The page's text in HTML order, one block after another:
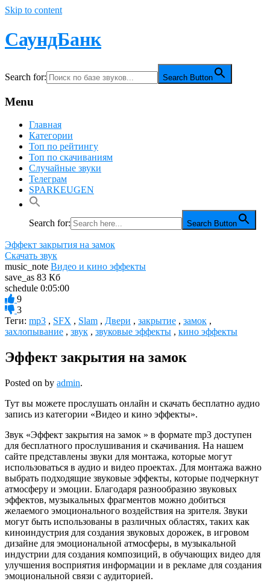
Skip to content
СаундБанк
Search for: Search Button
Menu
Главная
Категории
Топ по рейтингу
Топ по скачиваниям
Случайные звуки
Телеграм
SPARKEUGEN
Search for: Search Button
Эффект закрытия на замок
Скачать звук
music_note Видео и кино эффекты
save_as 83 Кб
schedule 0:05:00
9
3
Теги: mp3 , SFX , Slam , Двери , закрытие , замок ,
захлопывание , звук , звуковые эффекты , кино эффекты
Эффект закрытия на замок
Posted on by admin.
Тут вы можете прослушать онлайн и скачать бесплатно аудио
запись из категории «Видео и кино эффекты».
Звук «Эффект закрытия на замок » в формате mp3 доступен
для бесплатного прослушивания и скачивания. На нашем
сайте представлены звуки для монтажа, которые могут
использоваться в аудио и видео проектах. Для монтажа важно
выбрать подходящие звуковые эффекты, которые подчеркнут
атмосферу и эмоции. Благодаря разнообразию звуковых
эффектов, музыкальных фрагментов можно добиться
желаемого эмоционального воздействия на зрителя. Звуки
могут быть использованы в различных областях, таких как
киноиндустрия для создания звуковых дорожек, в игровом
дизайне для эмоциональной атмосферы, в музыкальной
индустрии для создания композиций, в обучающих видео для
улучшения восприятия информации и в рекламе для создания
эмоциональной связи с аудиторией.